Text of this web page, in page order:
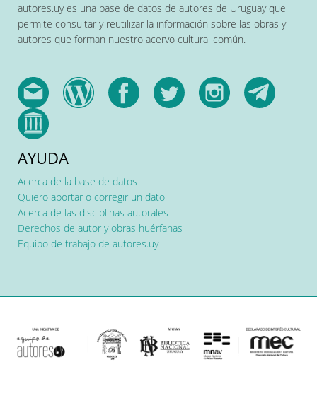
autores.uy es una base de datos de autores de Uruguay que
permite consultar y reutilizar la información sobre las obras y
autores que forman nuestro acervo cultural común.
AYUDA
Acerca de la base de datos
Quiero aportar o corregir un dato
Acerca de las disciplinas autorales
Derechos de autor y obras huérfanas
Equipo de trabajo de autores.uy